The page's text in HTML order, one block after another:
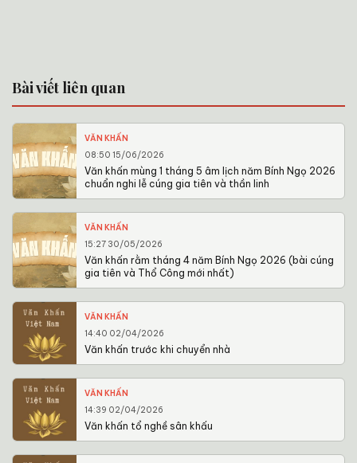
Bài viết liên quan
VĂN KHẤN
08:50 15/06/2026
Văn khấn mùng 1 tháng 5 âm lịch năm Bính Ngọ 2026
chuẩn nghi lễ cúng gia tiên và thần linh
VĂN KHẤN
15:27 30/05/2026
Văn khấn rằm tháng 4 năm Bính Ngọ 2026 (bài cúng
gia tiên và Thổ Công mới nhất)
VĂN KHẤN
14:40 02/04/2026
Văn khấn trước khi chuyển nhà
VĂN KHẤN
14:39 02/04/2026
Văn khấn tổ nghề sân khấu